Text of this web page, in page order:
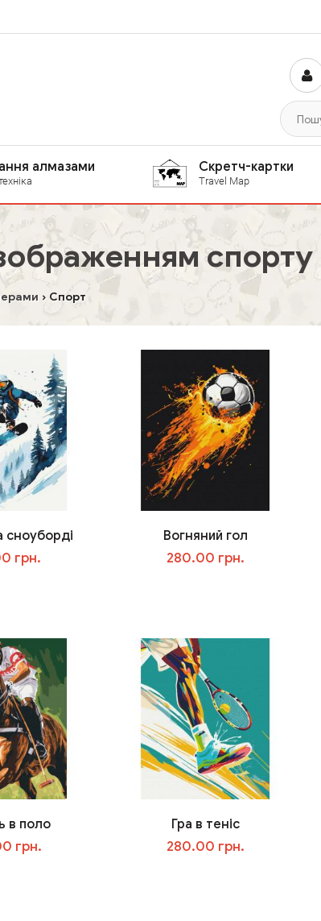
алмазами Скретч-картки
Travel Map
спорту
Спорт
сноуборді
грн.
Вогняний гол
280.00 грн.
в поло
грн.
Гра в теніс
280.00 грн.